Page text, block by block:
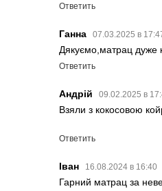
Ответить
Ганна 07.03.2025 в
Дякуємо,матрац дуже
Ответить
Андрій 09.02.2025 в
Взяли з кокосовою
Ответить
Іван 16.08.2024 в 16:40
Гарний матрац за